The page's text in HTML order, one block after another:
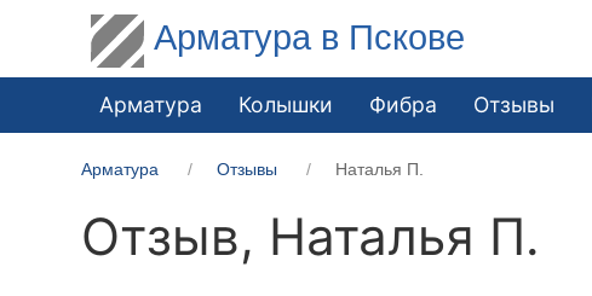
Арматура в Пскове
Арматура Колышки Фибра Отзывы
Арматура Отзывы Наталья П.
Отзыв, Наталья П.